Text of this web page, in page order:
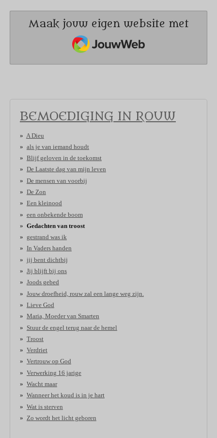
Maak jouw eigen website met
JouwWeb
BEMOEDIGING IN ROUW
A Dieu
als je van iemand houdt
Blijf geloven in de toekomst
De Laatste dag van mijn leven
De mensen van voorbij
De Zon
Een kleinood
een onbekende boom
Gedachten van troost
gestrand was ik
In Vaders handen
jij bent dichtbij
Jij blijft bij ons
Joods gebed
Jouw droefheid, rouw zal een lange weg zijn.
Lieve God
Maria, Moeder van Smarten
Stuur de engel terug naar de hemel
Troost
Verdriet
Vertrouw op God
Verwerking 16 jarige
Wacht maar
Wanneer het koud is in je hart
Wat is sterven
Zo wordt het licht geboren